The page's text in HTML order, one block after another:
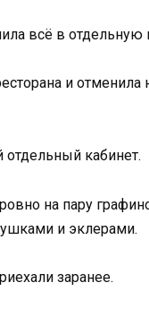
всё в отдельную
и
кабинет.
на пару
и эклерами.
заранее.